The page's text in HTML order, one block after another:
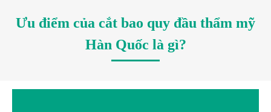
Ưu điểm của cắt bao quy đầu thẩm mỹ
Hàn Quốc là gì?